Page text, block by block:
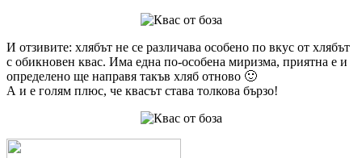
И отзивите: хлябът не се различава особено по вкус от хлябът
с обикновен квас. Има една по-особена миризма, приятна е и
определено ще направя такъв хляб отново 🙂
А и е голям плюс, че квасът става толкова бързо!